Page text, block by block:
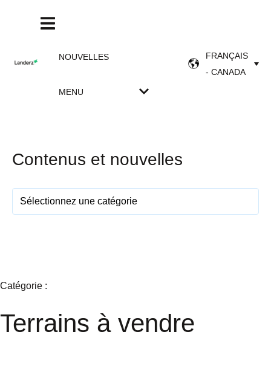
NOUVELLES
MENU
FRANÇAIS
- CANADA
Contenus et nouvelles
Catégorie :
Terrains à vendre